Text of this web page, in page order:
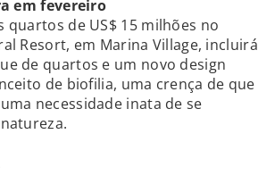
em fevereiro
quartos de US$ 15 milhões no
Resort, em Marina Village, incluirá
de quartos e um novo design
de biofilia, uma crença de que
necessidade inata de se